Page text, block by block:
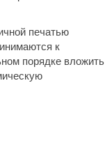
печатью
к
порядке вложить